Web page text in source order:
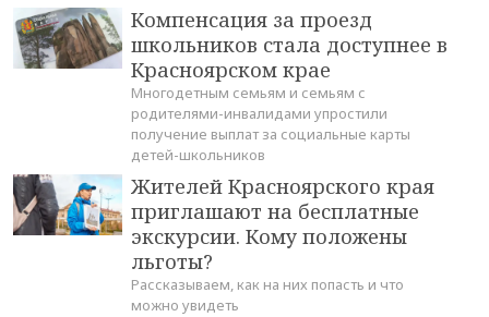
Компенсация за проезд
школьников стала доступнее в
Красноярском крае
Многодетным семьям и семьям с
родителями-инвалидами упростили
получение выплат за социальные карты
детей-школьников
Жителей Красноярского края
приглашают на бесплатные
экскурсии. Кому положены
льготы?
Рассказываем, как на них попасть и что
можно увидеть